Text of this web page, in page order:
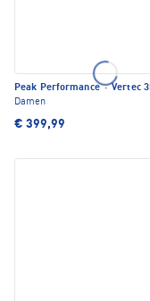
Peak Performance·Vertec
Damen
€ 399,99